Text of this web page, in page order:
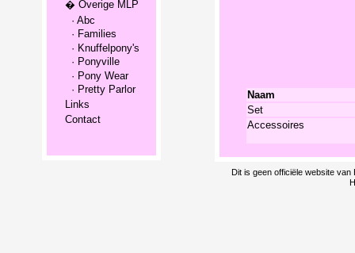
� Overige MLP
· Abc
· Families
· Knuffelpony's
· Ponyville
· Pony Wear
· Pretty Parlor
Links
Contact
Naam
Set
Accessoires
Dit is geen officiële website